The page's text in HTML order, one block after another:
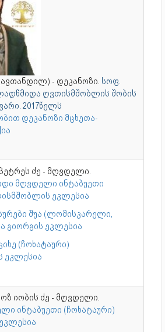
- დეკანოზი. სოფ.
ღვთისმშობლის შობის
2017წელს
დეკანოზი მცხეთა-
ძე - მღვდელი.
მღვდელი ინტაბუეთი
ეკლესია
შუა (ლომისკარელი,
გიორგის ეკლესია
(ჩოხატაური)
ეკლესია
იობის ძე - მღვდელი.
ინტაბუეთი (ჩოხატაური)